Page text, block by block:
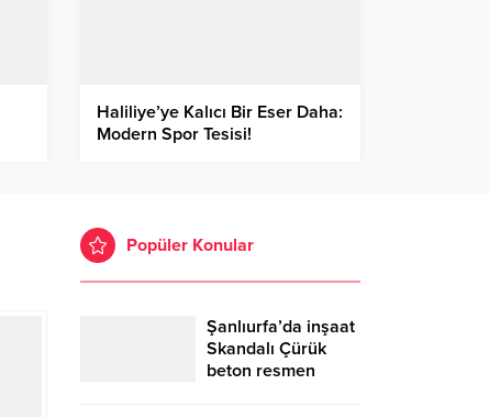
Haliliye’ye Kalıcı Bir Eser Daha:
Modern Spor Tesisi!
Popüler Konular
Şanlıurfa’da inşaat
Skandalı Çürük
beton resmen